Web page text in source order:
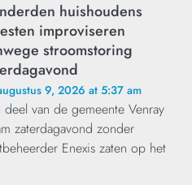
huishoudens
improviseren
stroomstoring
9, 2026 at 5:37 am
deel van de gemeente Venray
zaterdagavond zonder
Enexis zaten op het